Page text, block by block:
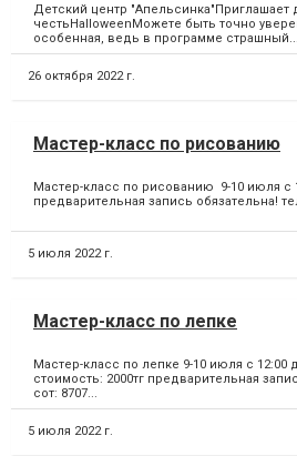
Детский центр "Апельсинка"Приглашает
честьHalloweenМожете быть точно
особенная, ведь в программе страшный...
26 октября 2022 г.
Мастер-класс по рисованию
Мастер-класс по рисованию 9-10 июля с
предварительная запись обязательна!
5 июля 2022 г.
Мастер-класс по лепке
Мастер-класс по лепке 9-10 июля с 12:00
стоимость: 2000тг предварительная
сот: 8707...
5 июля 2022 г.